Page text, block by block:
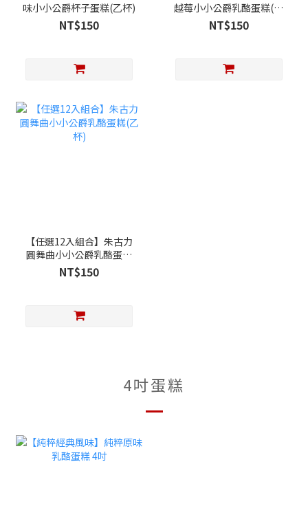
味小小公爵杯子蛋糕(乙杯)
NT$150
越莓小小公爵乳酪蛋糕(乙
杯)
NT$150
【任選12入組合】朱古力
圓舞曲小小公爵乳酪蛋糕
(乙杯)
NT$150
4吋蛋糕